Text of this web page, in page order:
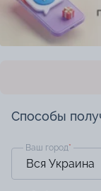
Способы
Ваш город*